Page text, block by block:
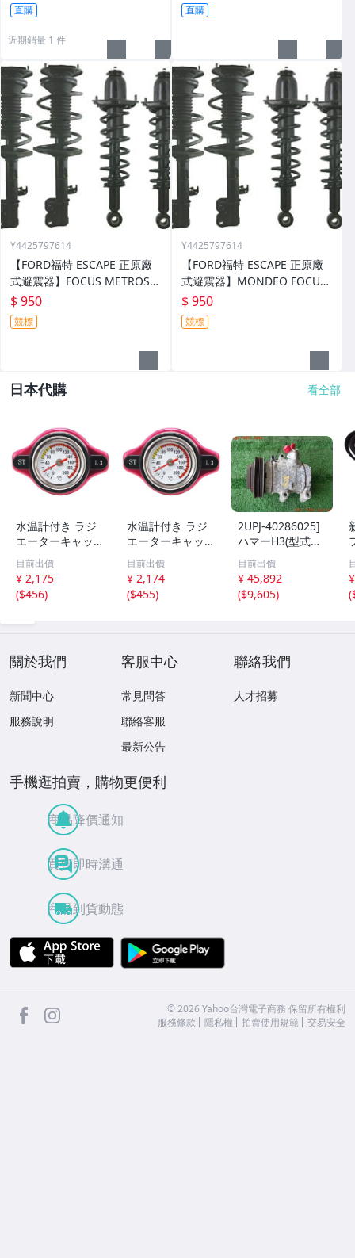
直購
近期銷量 1 件
直購
Y4425797614
【FORD福特 ESCAPE 正原廠
式避震器】FOCUS METROST
AR I-MAX FIESTA MAV
$ 950
競標
Y4425797614
【FORD福特 ESCAPE 正原廠
式避震器】MONDEO FOCUS
TIERRA METROSTAR I-MAX F
IESTA MAV
$ 950
競標
日本代購 看全部
水温計付き ラジ
エーターキャップ
開弁圧1.3k Bタイ
プ トヨタ/日産/ス
ズキ/スバル/マツ
ダ/ダイハツ/ホン
目前出價
¥ 2,175
($456)
水温計付き ラジ
エーターキャップ
開弁圧1.3k Bタイ
プ トヨタ/日産/ス
ズキ/スバル/マツ
ダ/ダイハツ/ホン
目前出價
¥ 2,174
($455)
2UPJ-40286025]
ハマーH3(型式不
明)エアコンコン
プレッサー 中古
目前出價
¥ 45,892
($9,605)
(
關於我們
新聞中心
服務說明
客服中心
常見問答
聯絡客服
最新公告
聯絡我們
人才招募
手機逛拍賣，購物更便利
商品降價通知
買賣即時溝通
商品到貨動態
APP Store
facebook ©2026 Yahoo台灣電子商務 保留所有權利
服務條款
隱私權 拍賣使用規範 交易安全